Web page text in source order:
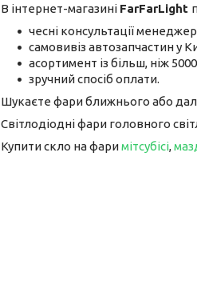
В інтернет-магазині FarFarLight
чесні консультації
самовивіз автозапчастин у
асортимент із більш, ніж
зручний спосіб оплати.
Шукаєте фари ближнього або
Світлодіодні фари головного
Купити скло на фаримітсубісі,